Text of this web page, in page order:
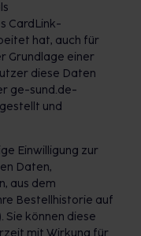
CardLink-
hat, auch für
Grundlage einer
diese Daten
ge-sund.de-
und
Einwilligung zur
Daten,
aus dem
Bestellhistorie auf
Sie können diese